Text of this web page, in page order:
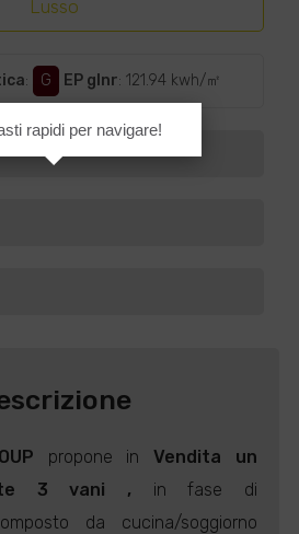
Lusso
: G EP glnr: 121.94 kwh/㎡
propone inVendita un
3 vani , in fase di
da cucina/soggiorno
rapidi per navigare!